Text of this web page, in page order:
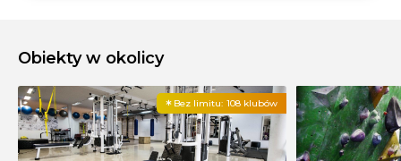
Obiekty w okolicy
Bez limitu: 108 klubów